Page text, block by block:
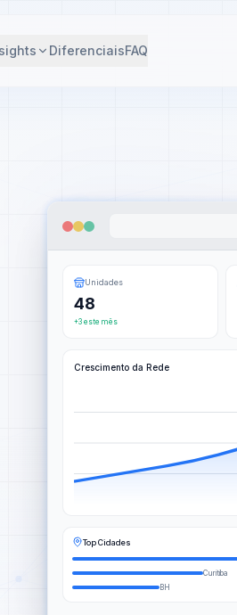
DiferenciaisFAQ
Unidades
48
+3 este mês
Crescimento da Rede
Top Cidades
Curitiba
BH